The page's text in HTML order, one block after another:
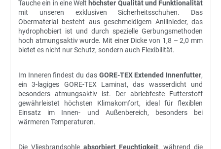
Tauche ein in eine Welt höchster Qualität und Funktionalität
mit unseren exklusiven Sicherheitsschuhen. Das
Obermaterial besteht aus geschmeidigem Anilinleder, das
hydrophobiert ist und durch spezielle Gerbungsmethoden
hoch atmungsaktiv wurde. Mit einer Dicke von 1,8 – 2,0 mm
bietet es nicht nur Schutz, sondern auch Flexibilität.
Im Inneren findest du das GORE-TEX Extended Innenfutter,
ein 3-lagiges GORE-TEX Laminat, das wasserdicht und
besonders atmungsaktiv ist. Der abriebfeste Futterstoff
gewährleistet höchsten Klimakomfort, ideal für flexiblen
Einsatz im Innen- und Außenbereich, besonders bei
wärmeren Temperaturen.
Die Vliesbrandsohle absorbiert Feuchtigkeit, während die